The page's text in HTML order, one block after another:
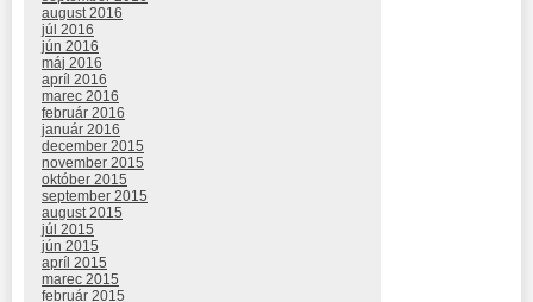
august 2016
júl 2016
jún 2016
máj 2016
apríl 2016
marec 2016
február 2016
január 2016
december 2015
november 2015
október 2015
september 2015
august 2015
júl 2015
jún 2015
apríl 2015
marec 2015
február 2015